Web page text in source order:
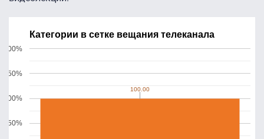
Категории в сетке вещания телеканала
50%
100%
150%
200%
100.00
100.00